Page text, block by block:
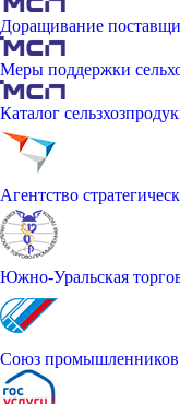
Доращивание
Меры поддержки
Каталог
Агентство
Южно-Уральская
Союз